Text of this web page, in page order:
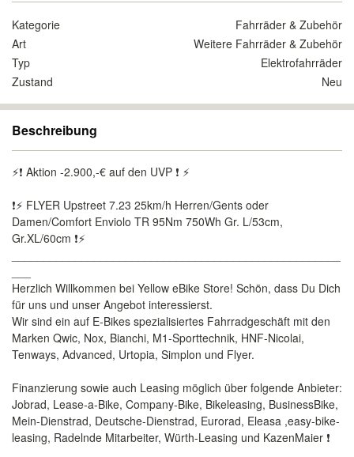
Kategorie
Fahrräder & Zubehör
Art
Weitere Fahrräder & Zubehör
Typ
Elektrofahrräder
Zustand
Neu
Beschreibung
⚡❗ Aktion -2.900,-€ auf den UVP ❗ ⚡
❗⚡ FLYER Upstreet 7.23 25km/h Herren/Gents oder
Damen/Comfort Enviolo TR 95Nm 750Wh Gr. L/53cm,
Gr.XL/60cm ❗⚡
Herzlich Willkommen bei Yellow eBike Store! Schön, dass Du Dich
für uns und unser Angebot interessierst.
Wir sind ein auf E-Bikes spezialisiertes Fahrradgeschäft mit den
Marken Qwic, Nox, Bianchi, M1-Sporttechnik, HNF-Nicolai,
Tenways, Advanced, Urtopia, Simplon und Flyer.
Finanzierung sowie auch Leasing möglich über folgende Anbieter:
Jobrad, Lease-a-Bike, Company-Bike, Bikeleasing, BusinessBike,
Mein-Dienstrad, Deutsche-Dienstrad, Eurorad, Eleasa ,easy-bike-
leasing, Radelnde Mitarbeiter, Würth-Leasing und KazenMaier ❗